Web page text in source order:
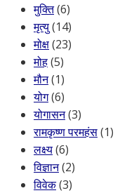
मुक्ति(6)
मृत्यु(14)
मोक्ष(23)
मोह(5)
मौन(1)
योग(6)
योगासन(3)
रामकृष्ण परमहंस(1)
लक्ष्य(6)
विज्ञान(2)
विवेक(3)